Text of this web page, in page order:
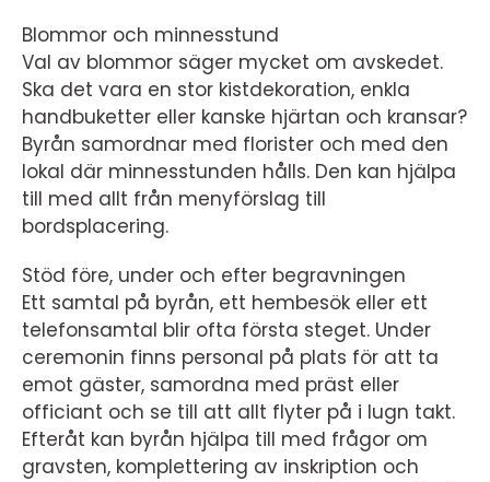
Blommor och minnesstund
Val av blommor säger mycket om avskedet.
Ska det vara en stor kistdekoration, enkla
handbuketter eller kanske hjärtan och kransar?
Byrån samordnar med florister och med den
lokal där minnesstunden hålls. Den kan hjälpa
till med allt från menyförslag till
bordsplacering.
Stöd före, under och efter begravningen
Ett samtal på byrån, ett hembesök eller ett
telefonsamtal blir ofta första steget. Under
ceremonin finns personal på plats för att ta
emot gäster, samordna med präst eller
officiant och se till att allt flyter på i lugn takt.
Efteråt kan byrån hjälpa till med frågor om
gravsten, komplettering av inskription och